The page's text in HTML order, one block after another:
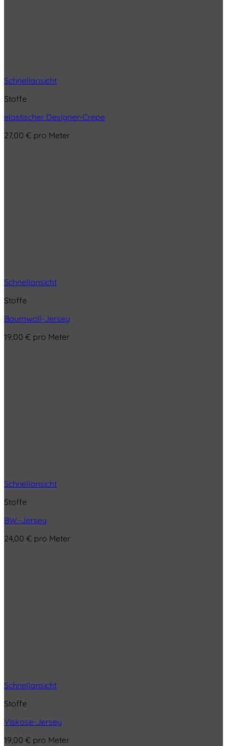
Schnellansicht
Stoffe
elastischer Designer-Crepe
27,00 € pro Meter
Schnellansicht
Stoffe
Baumwoll-Jersey
19,00 € pro Meter
Schnellansicht
Stoffe
BW.-Jersey
24,00 € pro Meter
Schnellansicht
Stoffe
Viskose-Jersey
19,00 € pro Meter